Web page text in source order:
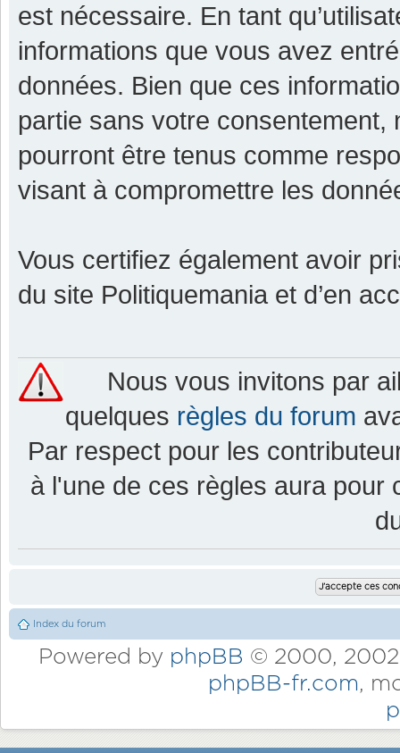
est nécessaire. En tant
informations que vous avez
données. Bien que ces
partie sans votre consentement,
pourront être tenus comme
visant à compromettre les
Vous certifiez également avoir
du site Politiquemania et d’en
Nous vous invitons par
quelques règles du forum
Par respect pour les
à l'une de ces règles aura pour
Index du forum
Powered by phpBB © 2000,
phpBB-fr.com,